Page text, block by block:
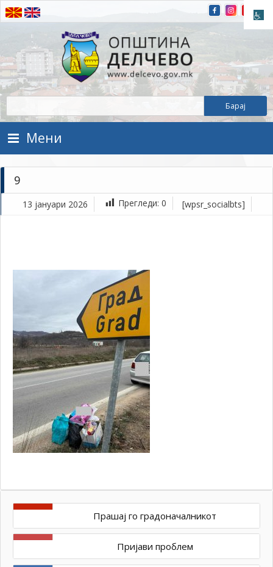
Прескокнете на содржината
Општина Делчево
Општина Делчево
Мени
9
13 јануари 2026 Прегледи: 0 [wpsr_socialbts]
Прашај го градоначалникот
Пријави проблем